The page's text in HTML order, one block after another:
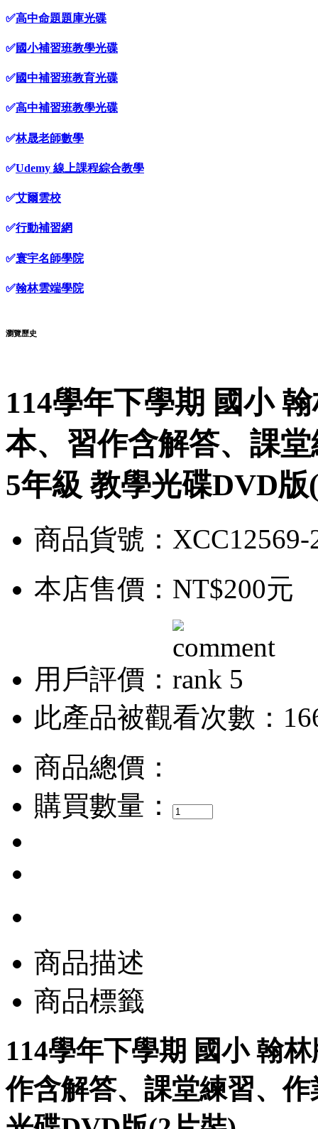
✅高中命題題庫光碟
✅國小補習班教學光碟
✅國中補習班教育光碟
✅高中補習班教學光碟
✅林晟老師數學
✅Udemy 線上課程綜合教學
✅艾爾雲校
✅行動補習網
✅寰宇名師學院
✅翰林雲端學院
瀏覽歷史
114學年下學期 國小
本、習作含解答、課
5年級 教學光碟DVD版
商品貨號：XCC12569-
本店售價： NT$200元
用戶評價：
此產品被觀看次數：
商品總價：
購買數量：
商品描述
商品標籤
114學年下學期 國小 翰
作含解答、課堂練習、